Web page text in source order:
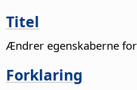
Titel
Ændrer egenskaberne
Forklaring